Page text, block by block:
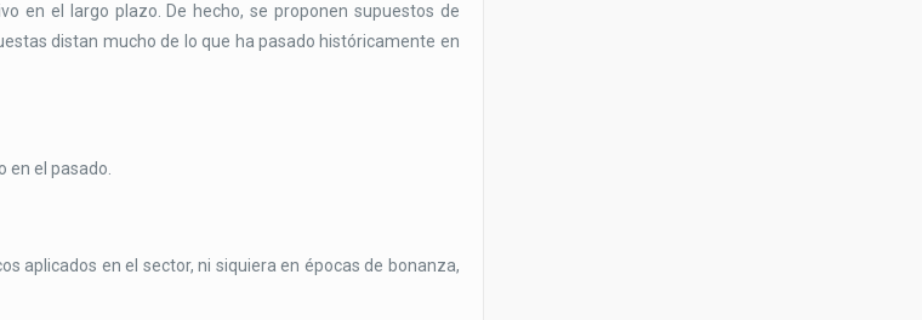
en el largo plazo. De hecho, se proponen supuestos de
distan mucho de lo que ha pasado históricamente en
en el pasado.
aplicados en el sector, ni siquiera en épocas de bonanza,